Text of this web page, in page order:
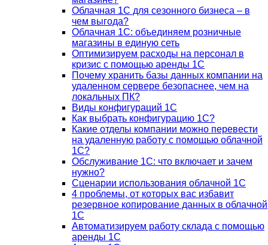
Облачная 1С для сезонного бизнеса – в
чем выгода?
Облачная 1С: объединяем розничные
магазины в единую сеть
Оптимизируем расходы на персонал в
кризис с помощью аренды 1С
Почему хранить базы данных компании на
удаленном сервере безопаснее, чем на
локальных ПК?
Виды конфигураций 1С
Как выбрать конфигурацию 1С?
Какие отделы компании можно перевести
на удаленную работу с помощью облачной
1С?
Обслуживание 1С: что включает и зачем
нужно?
Сценарии использования облачной 1С
4 проблемы, от которых вас избавит
резервное копирование данных в облачной
1С
Автоматизируем работу склада с помощью
аренды 1С